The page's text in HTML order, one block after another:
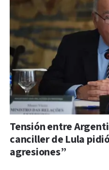
Tensión entre
canciller de Lula
agresiones”